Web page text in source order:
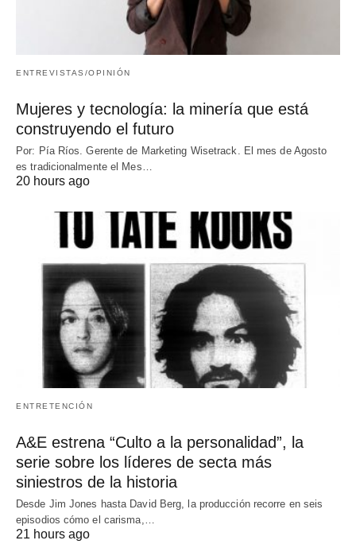
ENTREVISTAS/OPINIÓN
Mujeres y tecnología: la minería que está
construyendo el futuro
Por: Pía Ríos. Gerente de Marketing Wisetrack. El mes de Agosto
es tradicionalmente el Mes…
20 hours ago
ENTRETENCIÓN
A&E estrena “Culto a la personalidad”, la
serie sobre los líderes de secta más
siniestros de la historia
Desde Jim Jones hasta David Berg, la producción recorre en seis
episodios cómo el carisma,…
21 hours ago